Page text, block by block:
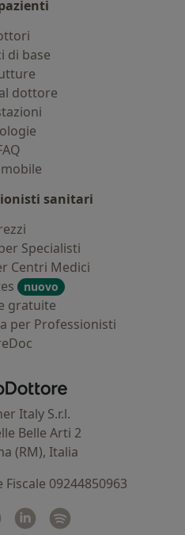
di base
dottore
sanitari
Specialisti
Centri Medici
nuovo
gratuite
per Professionisti
MioDottore - Homepage
Italy S.r.l.
Belle Arti 2
(RM), Italia
09244850963
in una nuova scheda
Twitter
si apre in una nuova scheda
Linkedin
si apre in una nuova